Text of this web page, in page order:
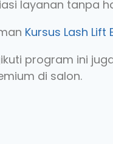
layanan tanpa
Kursus Lash Lift
program ini
di salon.